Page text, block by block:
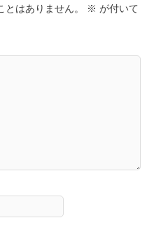
はありません。 ※ が付いて